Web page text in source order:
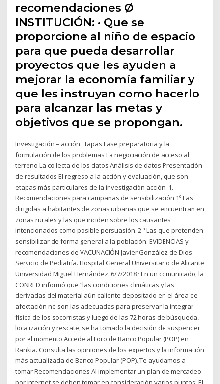
recomendaciones Ø
INSTITUCIÓN: · Que se
proporcione al niño de espacio
para que pueda desarrollar
proyectos que les ayuden a
mejorar la economía familiar y
que les instruyan como hacerlo
para alcanzar las metas y
objetivos que se propongan.
Investigación – acción Etapas Fase preparatoria y la
formulación de los problemas La negociación de acceso al
terreno La collecta de los datos Análisis de datos Presentación
de resultados El regreso a la acción y evaluación, que son
etapas más particulares de la investigación acción. 1.
Recomendaciones para campañas de sensibilización 1º Las
dirigidas a habitantes de zonas urbanas que se encuentran en
zonas rurales y las que inciden sobre los causantes
intencionados como posible persuasión. 2 º Las que pretenden
sensibilizar de forma general a la población. EVIDENCIAS y
recomendaciones de VACUNACIÓN Javier González de Dios
Servicio de Pediatría. Hospital General Universitario de Alicante
Universidad Miguel Hernández. 6/7/2018 · En un comunicado, la
CONRED informó que “las condiciones climáticas y las
derivadas del material aún caliente depositado en el área de
afectación no son las adecuadas para preservar la integrar
física de los socorristas y luego de las 72 horas de búsqueda,
localización y rescate, se ha tomado la decisión de suspender
por el momento Accede al Foro de Banco Popular (POP) en
Rankia. Consulta las opiniones de los expertos y la información
más actualizada de Banco Popular (POP). Te ayudamos a
tomar Recomendaciones Al implementar un plan de mercadeo
por internet se deben tomar en consideración varios puntos: El